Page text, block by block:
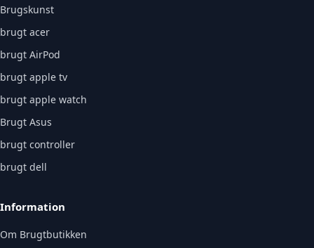
Brugskunst
brugt acer
brugt AirPod
brugt apple tv
brugt apple watch
Brugt Asus
brugt controller
brugt dell
Information
Om Brugtbutikken